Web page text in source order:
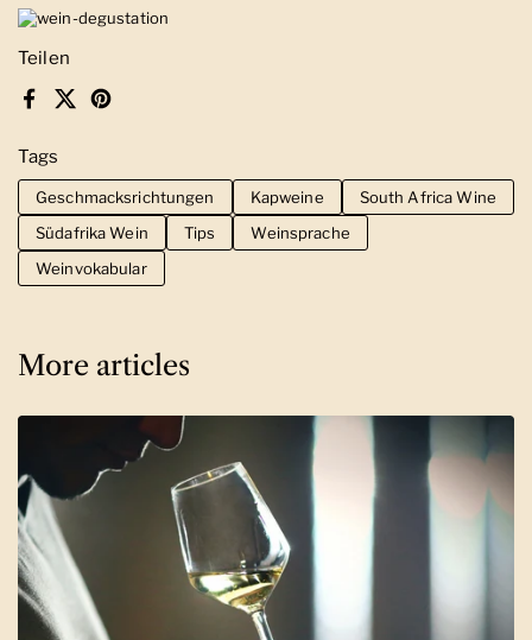
Teilen
Facebook
X (Twitter)Pinterest
Tags
Geschmacksrichtungen Kapweine
South Africa Wine
Südafrika Wein
Tips
Weinsprache
Weinvokabular
More articles